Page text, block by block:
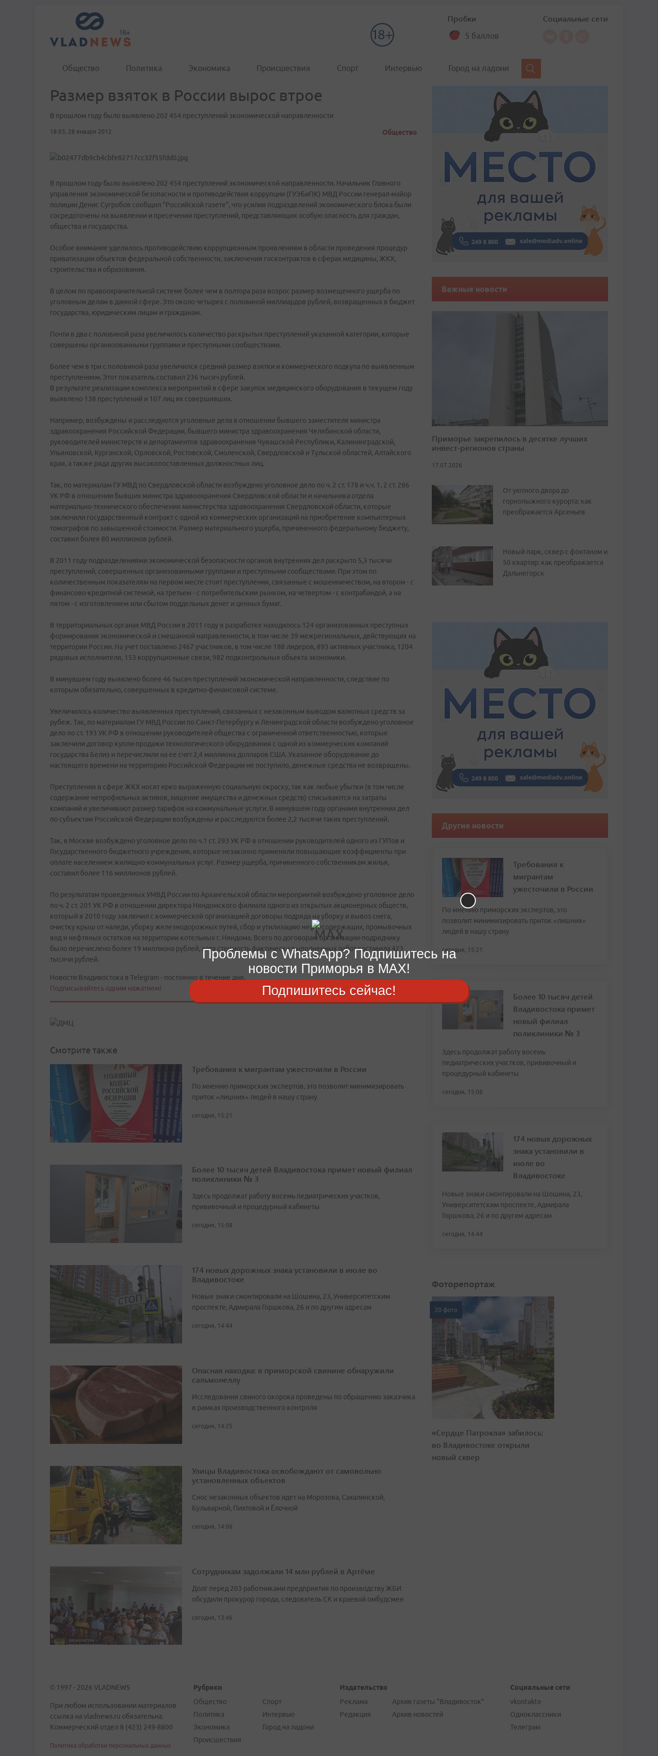
Пробки
5 баллов
Социальные сети
Общество Политика Экономика Происшествия Спорт Интервью Город на ладони
Размер взяток в России вырос втрое
В прошлом году было выявлено 202 454 преступлений экономической направленности
18:03, 28 января 2012 Общество
В прошлом году было выявлено 202 454 преступлений экономической направленности. Начальник Главного
управления экономической безопасности и противодействия коррупции (ГУЭБиПК) МВД России генерал-майор
полиции Денис Сугробов сообщил "Российской газете", что усилия подразделений экономического блока были
сосредоточены на выявлении и пресечении преступлений, представляющих особую опасность для граждан,
общества и государства.
Особое внимание уделялось противодействию коррупционным проявлениям в области проведения процедур
приватизации объектов федеральной собственности, заключения госконтрактов в сферах медицины, ЖКХ,
строительства и образования.
В целом по правоохранительной системе более чем в полтора раза возрос размер возмещенного ущерба по
уголовным делам в данной сфере. Это около четырех с половиной миллиардов рублей, возвращенных в бюджет
государства, юридическим лицам и гражданам.
Почти в два с половиной раза увеличилось количество раскрытых преступлений указанной категории, которые
совершены организованными группами и преступными сообществами.
Более чем в три с половиной раза увеличился средний размер взятки и коммерческого подкупа по выявленным
преступлениям. Этот показатель составил 236 тысяч рублей.
В результате реализации комплекса мероприятий в сфере закупок медицинского оборудования в текущем году
выявлено 138 преступлений и 107 лиц их совершивших.
Например, возбуждены и расследуются уголовные дела в отношении бывшего заместителя министра
здравоохранения Российской Федерации, бывшего министра здравоохранения Челябинской области,
руководителей министерств и департаментов здравоохранения Чувашской Республики, Калининградской,
Ульяновской, Курганской, Орловской, Ростовской, Смоленской, Свердловской и Тульской областей, Алтайского
края, а также ряда других высокопоставленных должностных лиц.
Так, по материалам ГУ МВД по Свердловской области возбуждено уголовное дело по ч. 2 ст. 178 и ч.ч. 1, 2 ст. 286
УК РФ в отношении бывших министра здравоохранения Свердловской области и начальника отдела
материально-технического обеспечения министерства здравоохранения Свердловской области, которые
заключили государственный контракт с одной из коммерческих организаций на приобретение компьютерных
томографов по завышенной стоимости. Размер материального ущерба, причиненного федеральному бюджету,
составил более 80 миллионов рублей.
В 2011 году подразделениями экономической безопасности органов внутренних дел раскрыто 5,3 тысячи
преступлений, совершенных организованными группами и преступными сообществами. При этом по
количественным показателям на первом месте стоят преступления, связанные с мошенничеством, на втором - с
финансово-кредитной системой, на третьем - с потребительским рынком, на четвертом - с контрабандой, а на
пятом - с изготовлением или сбытом поддельных денег и ценных бумаг.
В территориальных органах МВД России в 2011 году в разработке находилось 124 организованных преступных
формирования экономической и смешанной направленности, в том числе 39 межрегиональных, действующих на
территории России. На учет поставлено 2467 участников, в том числе 188 лидеров, 893 активных участника, 1204
рядовых исполнителя, 153 коррупционные связи, 982 подконтрольных объекта экономики.
В минувшем году выявлено более 46 тысяч преступлений экономической направленности, следствие по
которым обязательно, совершенных в кредитно-финансовой системе.
Увеличилось количество выявленных преступлений, связанных с незаконным выводом валютных средств за
рубеж. Так, по материалам ГУ МВД России по Санкт-Петербургу и Ленинградской области возбуждено уголовное
дело по ст. 193 УК РФ в отношении руководителей общества с ограниченной ответственностью, которые
заключили договор купли-продажи технологического оборудования с одной из коммерческих компаний
государства Белиз и перечислили на ее счет 2,4 миллиона долларов США. Указанное оборудование до
настоящего времени на территорию Российской Федерации не поступило, денежные средства не возвращены.
Преступления в сфере ЖКХ носят ярко выраженную социальную окраску, так как любые убытки (в том числе
содержание непрофильных активов, хищение имущества и денежных средств) списываются на затраты
компаний и увеличивают размер тарифов на коммунальные услуги. В минувшем году органами внутренних дел
по субъектам Российской Федерации возбуждены и расследуются более 2,2 тысячи таких преступлений.
Так, в Москве возбуждено уголовное дело по ч.1 ст. 293 УК РФ в отношении руководителей одного из ГУПов и
Государственного бюджетного учреждения, которые незаконно применяли повышающие коэффициенты при
оплате населением жилищно-коммунальных услуг. Размер ущерба, причиненного собственникам жилья,
составил более 116 миллионов рублей.
По результатам проведенных УМВД России по Архангельской области мероприятий возбуждено уголовное дело
по ч. 2 ст. 201 УК РФ в отношении директора Няндомского филиала одного из открытых акционерных обществ,
который в 2010 году заключил с коммерческой организацией договоры подряда на уборку и вывоз снега,
очистку крыш от наледи, уборку железнодорожных путей, сбор и утилизацию нефтесодержащих, промывочных
вод и нефтяных остатков на территории котельных г. Няндома. Всего по договорам организации-подрядчику
было перечислено более 19 миллиона рублей, хотя стоимость фактически выполненных работ составила 423
тысячи рублей.
Новости Владивостока в Telegram - постоянно в течение дня.
Подписывайтесь одним нажатием!
Смотрите также
Требования к мигрантам ужесточили в России
По мнению приморских экспертов, это позволит минимизировать
приток «лишних» людей в нашу страну
сегодня, 15:21
Более 10 тысяч детей Владивостока примет новый филиал
поликлиники № 3
Здесь продолжат работу восемь педиатрических участков,
прививочный и процедурный кабинеты
сегодня, 15:08
174 новых дорожных знака установили в июле во
Владивостоке
Новые знаки смонтировали на Шошина, 23, Университетским
проспекте, Адмирала Горшкова, 26 и по другим адресам
сегодня, 14:44
Опасная находка: в приморской свинине обнаружили
сальмонеллу
Исследования свиного окорока проведены по обращению заказчика
в рамках производственного контроля
сегодня, 14:25
Улицы Владивостока освобождают от самовольно
установленных объектов
Снос незаконных объектов идет на Морозова, Сахалинской,
Бульварной, Пихтовой и Ёлочной
сегодня, 14:06
Сотрудникам задолжали 14 млн рублей в Артёме
Долг перед 203 работниками предприятия по производству ЖБИ
обсудили прокурор города, следователь СК и краевой омбудсмен
сегодня, 13:46
Важные новости
Приморье закрепилось в десятке лучших
инвест-регионов страны
17.07.2026
От уютного двора до
горнолыжного курорта: как
преображается Арсеньев
Новый парк, сквер с фонтаном и
50 квартир: как преображается
Дальнегорск
Другие новости
Требования к
мигрантам
ужесточили в России
По мнению приморских экспертов, это
позволит минимизировать приток «лишних»
людей в нашу страну
сегодня, 15:21
Более 10 тысяч детей
Владивостока примет
новый филиал
поликлиники № 3
Здесь продолжат работу восемь
педиатрических участков, прививочный и
процедурный кабинеты
сегодня, 15:08
174 новых дорожных
знака установили в
июле во
Владивостоке
Новые знаки смонтировали на Шошина, 23,
Университетским проспекте, Адмирала
Горшкова, 26 и по другим адресам
сегодня, 14:44
Фоторепортаж
20 фото
«Сердце Патрокла» забилось:
во Владивостоке открыли
новый сквер
© 1997 - 2026 VLADNEWS
При любом использовании материалов
ссылка на vladnews.ru обязательна.
Коммерческий отдел 8 (423) 249-8800
Политика обработки персональных данных
Рубрики
Общество
Политика
Экономика
Происшествия
Спорт
Интервью
Город на ладони
Издательство
Реклама
Редакция
Архив газеты "Владивосток"
Архив новостей
Социальные сети
vkontakte
Одноклассники
Телеграм
Проблемы с WhatsApp? Подпишитесь на
новости Приморья в MAX!
Подпишитесь сейчас!